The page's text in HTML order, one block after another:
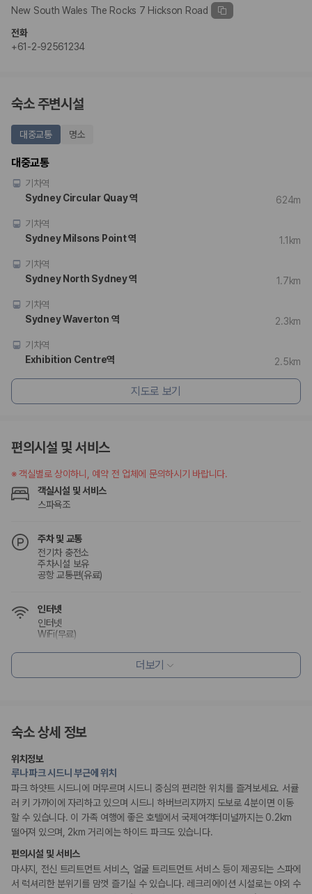
3. 제주공항 접근성과 셔틀 조건을 함께 확인하세요
제주 렌트카는 차량 인수 위치와 셔틀 편의성에 따라 실제 이용 만족도가
제주도 렌트카 차종별 가격비교
경차·소형차
혼자 또는 2인 여행에 적합하며 제주 렌트카 최저가를 찾는 사용자
가 가장 먼저 비교하는 차종입니다.
준중형·중형차
커플·친구 여행에서 많이 선택되며 가격과 승차감의 균형이 좋은 차
종입니다.
가족 여행, 짐이 많은 여행, 장거리 이동에 적합하며 보험 조건과 차
량 연식을 함께 비교하는 것이 좋습니다.
단체 여행이나 4인 이상 가족 여행에 적합하며 인원수, 짐 공간, 보
험 조건을 함께 확인해야 합니다.
제주렌트카 보험까지 비교해야 진짜 가격비교입
니다
동일한 차량이라도 보험 조건에 따라 실제 부담 금액이 달라질 수 있습니
건을 함께 확인할 수 있도록 돕습니다.
슈퍼자차:더 높은 보장 조건을 원하는 사용자에게 적합합니다.
2000만 고객이 선택한 렌트카 가격비교 플랫폼
카모아는 제주렌트카부터 국내·해외 렌트카까지 비교할 수 있는 렌트카 가
누적 이용 고객수
20,871,562명
사용자 리뷰
예약 가능 차량
67,123대
전국 렌트카 지점
1,829개
제주렌트카 가격비교 자주 묻는 질문
보험 조건, 예약 가능 차량을 한 번에 비교할 수 있습니다.
Q. 제주 렌트카 최저가는 무엇을 기준으로 비교해야 하나요?
Q. 제주공항 근처 렌트카도 비교할 수 있나요?
Q. 제주 렌트카 가격비교 시 보험도 함께 비교할 수 있나요?
Q. 가족 여행에는 어떤 제주 렌트카를 비교해야 하나요?
제주렌트카 가격비교 주요 링크
제주 렌트카 예약
국내 렌트카 가격비교
해외 렌트카 가격비교
New South Wales The Rocks 7 Hickson Road
전화
+61-2-92561234
숙소 주변시설
대중교통 명소
대중교통
기차역
Sydney Circular Quay 역
624m
기차역
Sydney Milsons Point 역
1.1km
기차역
Sydney North Sydney 역
1.7km
기차역
Sydney Waverton 역
2.3km
기차역
Exhibition Centre역
2.5km
지도로 보기
편의시설 및 서비스
※객실별로 상이하니, 예약 전 업체에 문의하시기 바랍니다.
객실시설 및 서비스
스파욕조
주차 및 교통
전기차 충전소
주차시설 보유
공항 교통편(유료)
인터넷
인터넷
WiFi(무료)
편의시설
엘리베이터
PC코너
리셉션 서비스
다국어 구사 가능 직원
주차 대행
콘시어지 서비스
드라이클리닝/세탁서비스
리무진 또는 타운카 서비스 이용가능
짐 보관 서비스
간편 체크인/체크아웃
더보기
숙소 상세 정보
위치정보
루나 파크 시드니 부근에 위치
파크 하얏트 시드니에 머무르며 시드니 중심의 편리한 위치를 즐겨보세요. 서큘
러 키 가까이에 자리하고 있으며 시드니 하버브리지까지 도보로 4분이면 이동
할 수 있습니다. 이 가족 여행에 좋은 호텔에서 국제여객터미널까지는 0.2km
떨어져 있으며, 2km 거리에는 하이드 파크도 있습니다.
편의시설 및 서비스
마사지, 전신 트리트먼트 서비스, 얼굴 트리트먼트 서비스 등이 제공되는 스파에
서 럭셔리한 분위기를 맘껏 즐기실 수 있습니다. 레크리에이션 시설로는 야외 수